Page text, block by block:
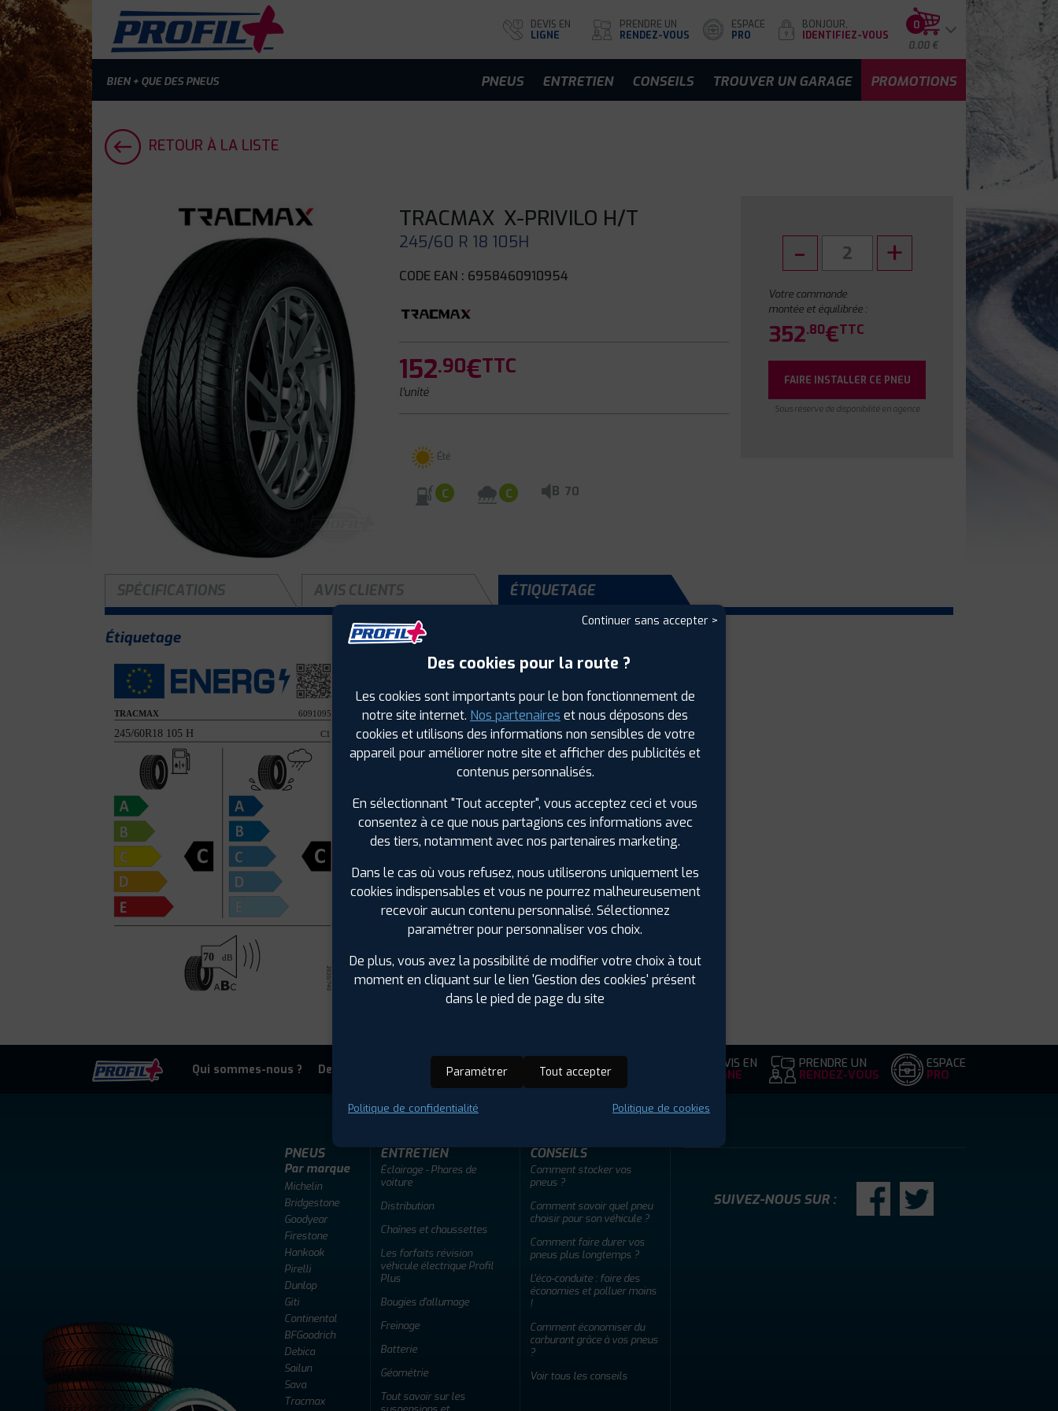
BIEN + QUE DES PNEUS
DEVIS EN
LIGNE
PRENDRE UN
RENDEZ-VOUS
ESPACE
PRO
BONJOUR,
IDENTIFIEZ-VOUS
0
0.00 €
PNEUS ENTRETIEN CONSEILS TROUVER UN GARAGE PROMOTIONS
RETOUR À LA LISTE
TRACMAX X-PRIVILO H/T
245/60 R 18 105H
CODE EAN : 6958460910954
152.90€TTC
l'unité
Été
C C B 70
Votre commande
montée et équilibrée :
352.80€TTC
FAIRE INSTALLER CE PNEU
Sous réserve de disponibilité en agence
SPÉCIFICATIONS AVIS CLIENTS ÉTIQUETAGE
Étiquetage
Été
Largeur :245
Hauteur :60
Diamètre :18
Charge :105
Bruit de roulement externe : 70
Résistance au roulement :
Adhérence sur sol mouillé : C
Code EAN :
Qui sommes-nous ? Devenir adherent Offres d'emploi FAQ DEVIS EN
LIGNE
PRENDRE UN
RENDEZ-VOUS
ESPACE
PRO
PNEUS
Par marque
Michelin
Bridgestone
Goodyear
Firestone
Hankook
Pirelli
Dunlop
Giti
Continental
BFGoodrich
Debica
Sailun
Sava
Tracmax
ENTRETIEN
Éclairage - Phares de
voiture
Distribution
Chaînes et chaussettes
Les forfaits révision
véhicule électrique Profil
Plus
Bougies d'allumage
Freinage
Batterie
Géométrie
Tout savoir sur les
CONSEILS
Comment stocker vos
pneus ?
Comment savoir quel pneu
choisir pour son véhicule ?
Comment faire durer vos
pneus plus longtemps ?
L'éco-conduite : faire des
économies et polluer moins
!
Comment économiser du
carburant grâce à vos pneus
?
Voir tous les conseils
SUIVEZ-NOUS SUR :
Continuer sans accepter >
Des cookies pour la route ?
Les cookies sont importants pour le bon fonctionnement de
notre site internet. Nos partenaires et nous déposons des
cookies et utilisons des informations non sensibles de votre
appareil pour améliorer notre site et afficher des publicités et
contenus personnalisés.
En sélectionnant "Tout accepter", vous acceptez ceci et vous
consentez à ce que nous partagions ces informations avec
des tiers, notamment avec nos partenaires marketing.
Dans le cas où vous refusez, nous utiliserons uniquement les
cookies indispensables et vous ne pourrez malheureusement
recevoir aucun contenu personnalisé. Sélectionnez
paramétrer pour personnaliser vos choix.
De plus, vous avez la possibilité de modifier votre choix à tout
moment en cliquant sur le lien 'Gestion des cookies' présent
dans le pied de page du site
Paramétrer Tout accepter
Politique de confidentialité Politique de cookies